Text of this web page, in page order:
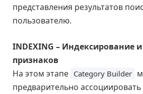
представления результатов
пользователю.
INDEXING – Индексирование
признаков
На этом этапе Category Builder
предварительно